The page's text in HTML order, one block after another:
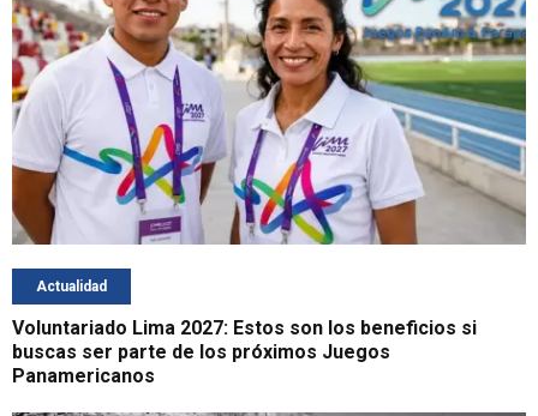
Actualidad
Voluntariado Lima 2027: Estos son los beneficios si
buscas ser parte de los próximos Juegos
Panamericanos